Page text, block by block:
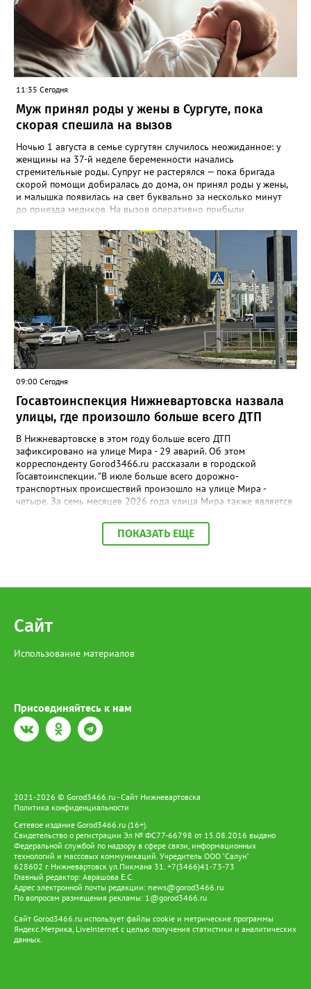
только для личных нужд. Если вы планируете заготавливать их
в коммерческих целях, необходимо официально
зарегистрировать предпринимательскую деятельность и
заключить договор аренды лесного участка. Напомним, что
иностранным гражданам сбор и заготовка кедровых шишек на
территории Югры запрещены.
11:35 Сегодня
Муж принял роды у жены в Сургуте, пока
скорая спешила на вызов
Ночью 1 августа в семье сургутян случилось неожиданное: у
женщины на 37-й неделе беременности начались
стремительные роды. Супруг не растерялся — пока бригада
скорой помощи добиралась до дома, он принял роды у жены,
и малышка появилась на свет буквально за несколько минут
до приезда медиков. На вызов оперативно прибыли
Олег Бураковский. К этому моменту новорождённая уже была
на руках у отца. Специалисты сразу оценили состояние мамы и
девочки, провели необходимые манипуляции,
стабилизировали пациенток и подготовили к транспортировке.
Девочка родилась доношенной и здоровой. Женщину и
малышку доставили в Сургутский окружной центр охраны
материнства и детства, где они находились под наблюдением
врачей. Сегодня мама и дочка уже выписаны домой.
09:00 Сегодня
Госавтоинспекция Нижневартовска назвала
улицы, где произошло больше всего ДТП
В Нижневартовске в этом году больше всего ДТП
зафиксировано на улице Мира - 29 аварий. Об этом
корреспонденту Gorod3466.ru рассказали в городской
Госавтоинспекции. "В июле больше всего дорожно-
транспортных происшествий произошло на улице Мира -
четыре. За семь месяцев 2026 года улица Мира также является
добавили, что на втором месте расположилась улица Ленина,
на дорогах которой произошло 19 дорожно-транспортных
ПОКАЗАТЬ ЕЩЕ
Сайт
Использование материалов
Присоединяйтесь к нам
2021-2026 © Gorod3466.ru - Сайт Нижневартовска
Политика конфиденциальности
Сетевое издание Gorod3466.ru (16+).
Свидетельство о регистрации Эл № ФС77-66798 от 15.08.2016 выдано
Федеральной службой по надзору в сфере связи, информационных
технологий и массовых коммуникаций. Учредитель ООО "Салун"
628602 г. Нижневартовск ул.Пикмана 31. +7(3466)41-73-73
Главный редактор: Аврашова Е.С.
Адрес электронной почты редакции: news@gorod3466.ru
По вопросам размещения рекламы: 1@gorod3466.ru
Сайт Gorod3466.ru использует файлы cookie и метрические программы
Яндекс.Метрика, LiveInternet с целью получения статистики и аналитических
данных.